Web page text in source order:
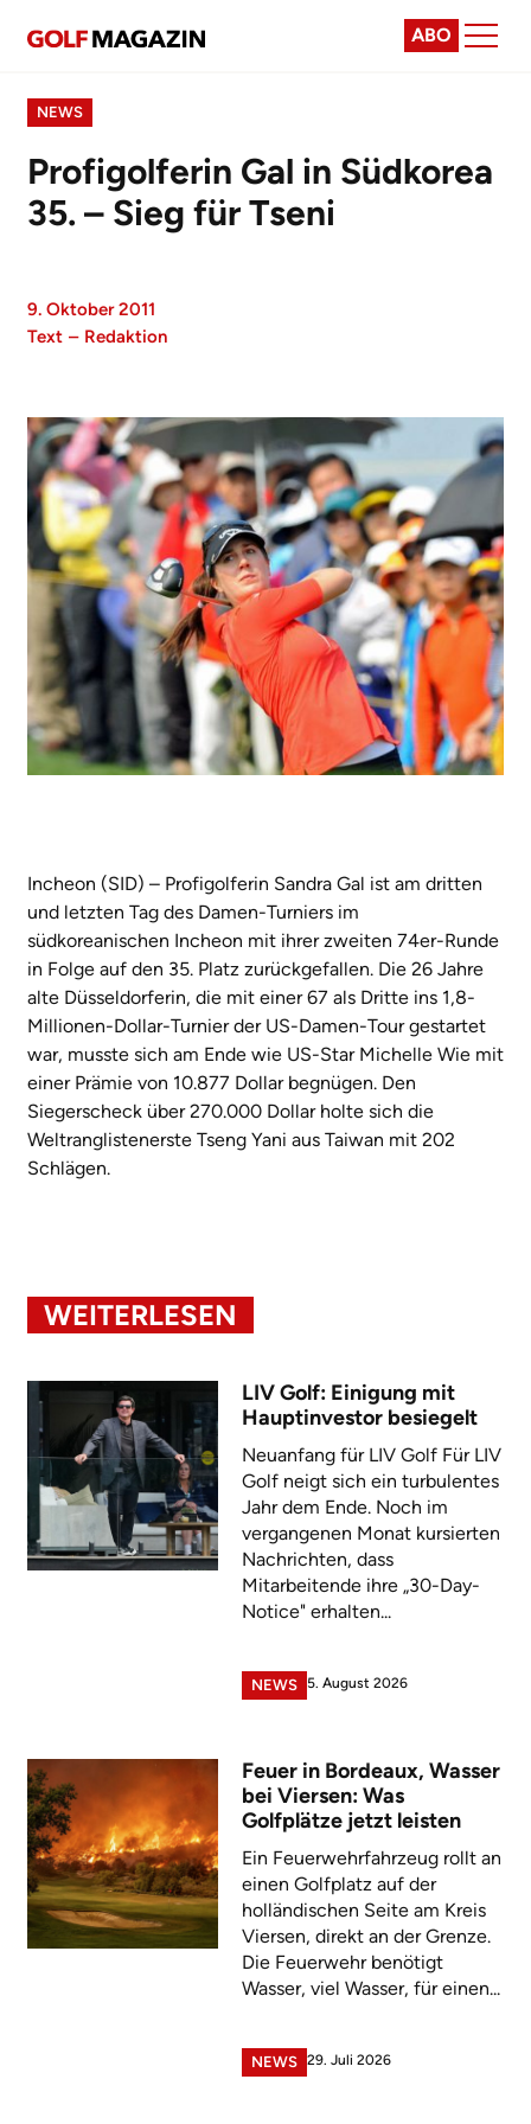
ABO
NEWS
Profigolferin Gal in Südkorea
35. – Sieg für Tseni
9. Oktober 2011
Text – Redaktion
Incheon (SID) – Profigolferin Sandra Gal ist am dritten
und letzten Tag des Damen-Turniers im
südkoreanischen Incheon mit ihrer zweiten 74er-Runde
in Folge auf den 35. Platz zurückgefallen. Die 26 Jahre
alte Düsseldorferin, die mit einer 67 als Dritte ins 1,8-
Millionen-Dollar-Turnier der US-Damen-Tour gestartet
war, musste sich am Ende wie US-Star Michelle Wie mit
einer Prämie von 10.877 Dollar begnügen. Den
Siegerscheck über 270.000 Dollar holte sich die
Weltranglistenerste Tseng Yani aus Taiwan mit 202
Schlägen.
WEITERLESEN
LIV Golf: Einigung mit
Hauptinvestor besiegelt
Neuanfang für LIV Golf Für LIV
Golf neigt sich ein turbulentes
Jahr dem Ende. Noch im
vergangenen Monat kursierten
Nachrichten, dass
Mitarbeitende ihre „30-Day-
Notice" erhalten...
NEWS 5. August 2026
Feuer in Bordeaux, Wasser
bei Viersen: Was
Golfplätze jetzt leisten
Ein Feuerwehrfahrzeug rollt an
einen Golfplatz auf der
holländischen Seite am Kreis
Viersen, direkt an der Grenze.
Die Feuerwehr benötigt
Wasser, viel Wasser, für einen...
NEWS 29. Juli 2026